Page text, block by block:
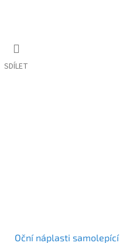
SDÍLET
Oční náplasti samolepící